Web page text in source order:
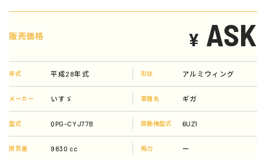
販売価格 ¥ ASK
年式 平成28年式 形状 アルミウィング
メーカー いすゞ 車種名 ギガ
型式 QPG-CYJ77B 原動機型式 6UZ1
排気量 9830 cc 馬力 ー